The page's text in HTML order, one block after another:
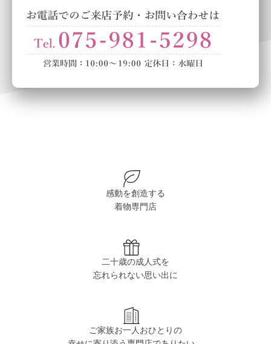
感動を創造する
着物専門店
二十歳の成人式を
忘れられない思い出に
ご家族お一人おひとりの